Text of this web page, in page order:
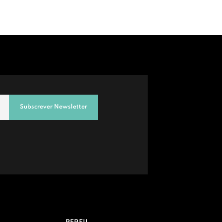
Subscrever Newsletter